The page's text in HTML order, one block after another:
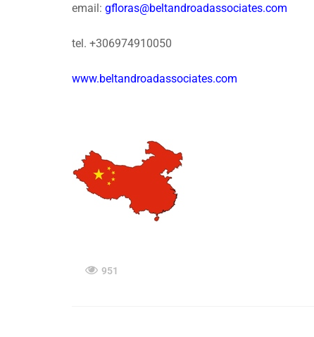
email: gfloras@beltandroadassociates.com
tel. +306974910050
www.beltandroadassociates.com
951